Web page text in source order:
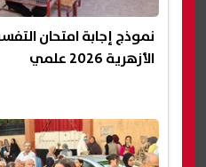
نموذج إجابة امتحان
الأزهرية 2026 علمي